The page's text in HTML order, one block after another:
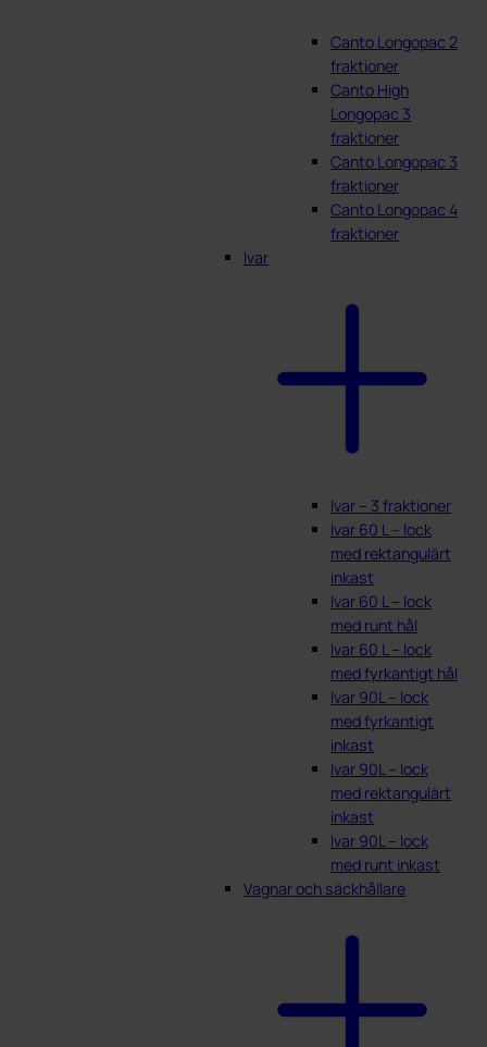
Canto Longopac 2
fraktioner
Canto High
Longopac 3
fraktioner
Canto Longopac 3
fraktioner
Canto Longopac 4
fraktioner
Ivar
Ivar – 3 fraktioner
Ivar 60 L – lock
med rektangulärt
inkast
Ivar 60 L – lock
med runt hål
Ivar 60 L – lock
med fyrkantigt hål
Ivar 90L – lock
med fyrkantigt
inkast
Ivar 90L – lock
med rektangulärt
inkast
Ivar 90L – lock
med runt inkast
Vagnar och säckhållare